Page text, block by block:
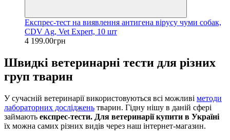
Експрес-тест на виявлення антигена вірусу чуми собак,
CDV Ag, Vet Expert, 10 шт
4 199.00грн
Швидкі ветеринарні тести для різних
груп тварин
У сучасній ветеринарії використовуються всі можливі методи
лабораторних досліджень тварин. Гідну нішу в даній сфері
займають експрес-тести. Для ветеринарії купити в Україні
їх можна самих різних видів через наш інтернет-магазин.